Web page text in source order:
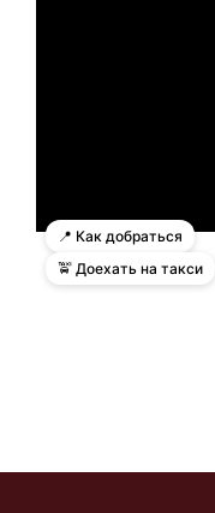
📍 Как добраться
🚖 Доехать на такси